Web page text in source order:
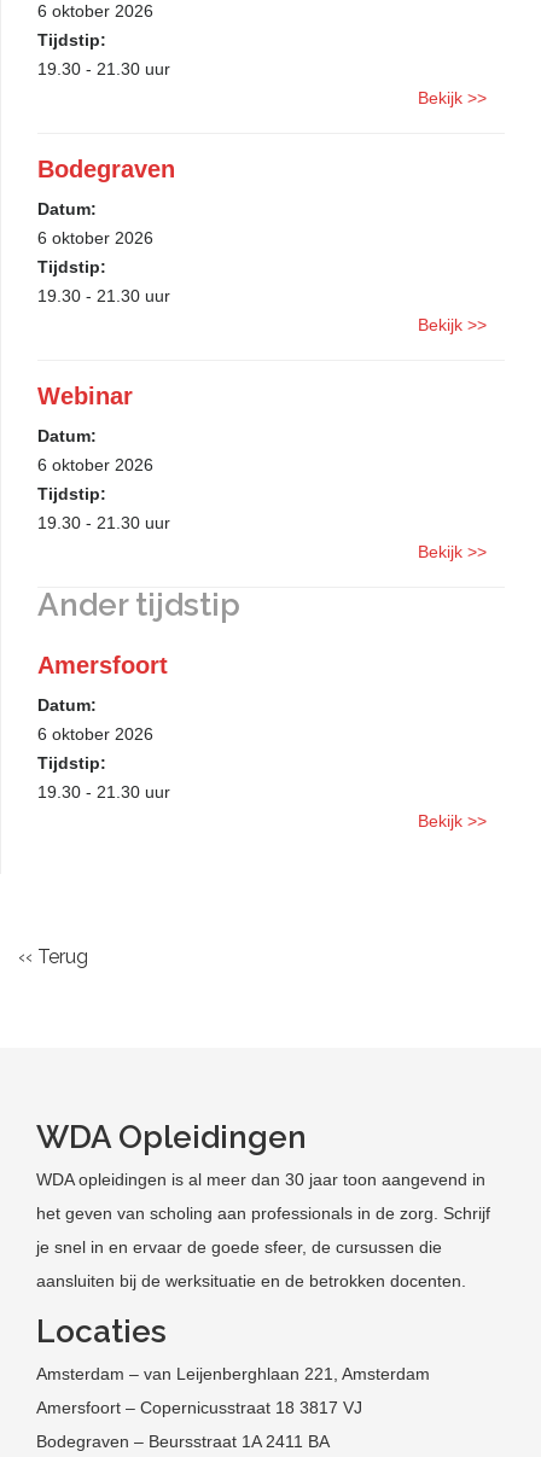
6 oktober 2026
Tijdstip:
19.30 - 21.30 uur
Bekijk >>
Bodegraven
Datum:
6 oktober 2026
Tijdstip:
19.30 - 21.30 uur
Bekijk >>
Webinar
Datum:
6 oktober 2026
Tijdstip:
19.30 - 21.30 uur
Bekijk >>
Ander tijdstip
Amersfoort
Datum:
6 oktober 2026
Tijdstip:
19.30 - 21.30 uur
Bekijk >>
‹‹ Terug
WDA Opleidingen
WDA opleidingen is al meer dan 30 jaar toon aangevend in
het geven van scholing aan professionals in de zorg. Schrijf
je snel in en ervaar de goede sfeer, de cursussen die
aansluiten bij de werksituatie en de betrokken docenten.
Locaties
Amsterdam – van Leijenberghlaan 221, Amsterdam
Amersfoort – Copernicusstraat 18 3817 VJ
Bodegraven – Beursstraat 1A 2411 BA